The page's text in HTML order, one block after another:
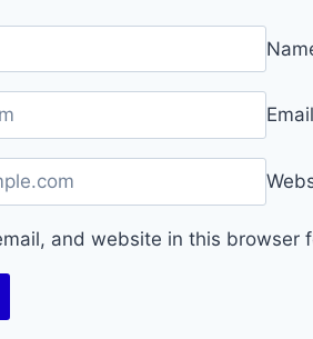
Email
and website in this browser